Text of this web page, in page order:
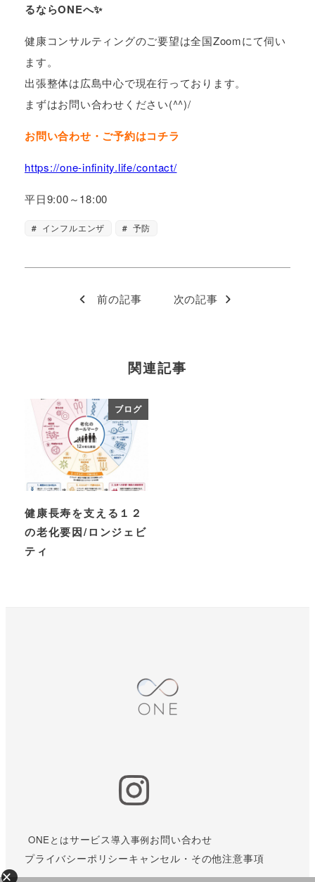
るならONEへ✨
健康コンサルティングのご要望は全国Zoomにて伺い
ます。
出張整体は広島中心で現在行っております。
まずはお問い合わせください(^^)/
お問い合わせ・ご予約はコチラ
https://one-infinity.life/contact/
平日9:00～18:00
インフルエンザ 予防
前の記事 次の記事
関連記事
ブログ
健康長寿を支える１２
の老化要因/ロンジェビ
ティ
ONEとはサービス導入事例お問い合わせ
プライバシーポリシーキャンセル・その他注意事項